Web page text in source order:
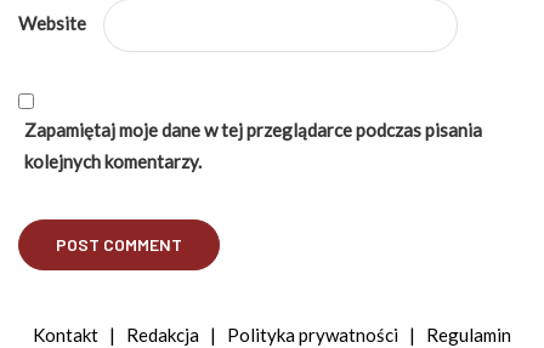
Website
Zapamiętaj moje dane w tej przeglądarce podczas pisania
kolejnych komentarzy.
Kontakt | Redakcja | Polityka prywatności | Regulamin